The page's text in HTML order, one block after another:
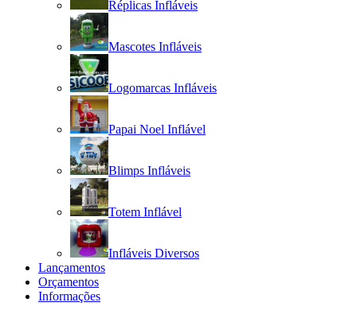
Réplicas Infláveis
Mascotes Infláveis
Logomarcas Infláveis
Papai Noel Inflável
Blimps Infláveis
Totem Inflável
Infláveis Diversos
Lançamentos
Orçamentos
Informações